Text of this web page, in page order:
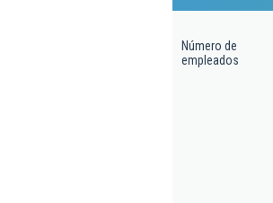
Número de
empleados